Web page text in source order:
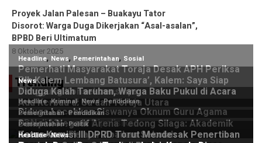
Proyek Jalan Palesan – Buakayu Tator
Disorot: Warga Duga Dikerjakan “Asal-asalan”,
BPBD Beri Ultimatum
8 Oktober 2025
Trending